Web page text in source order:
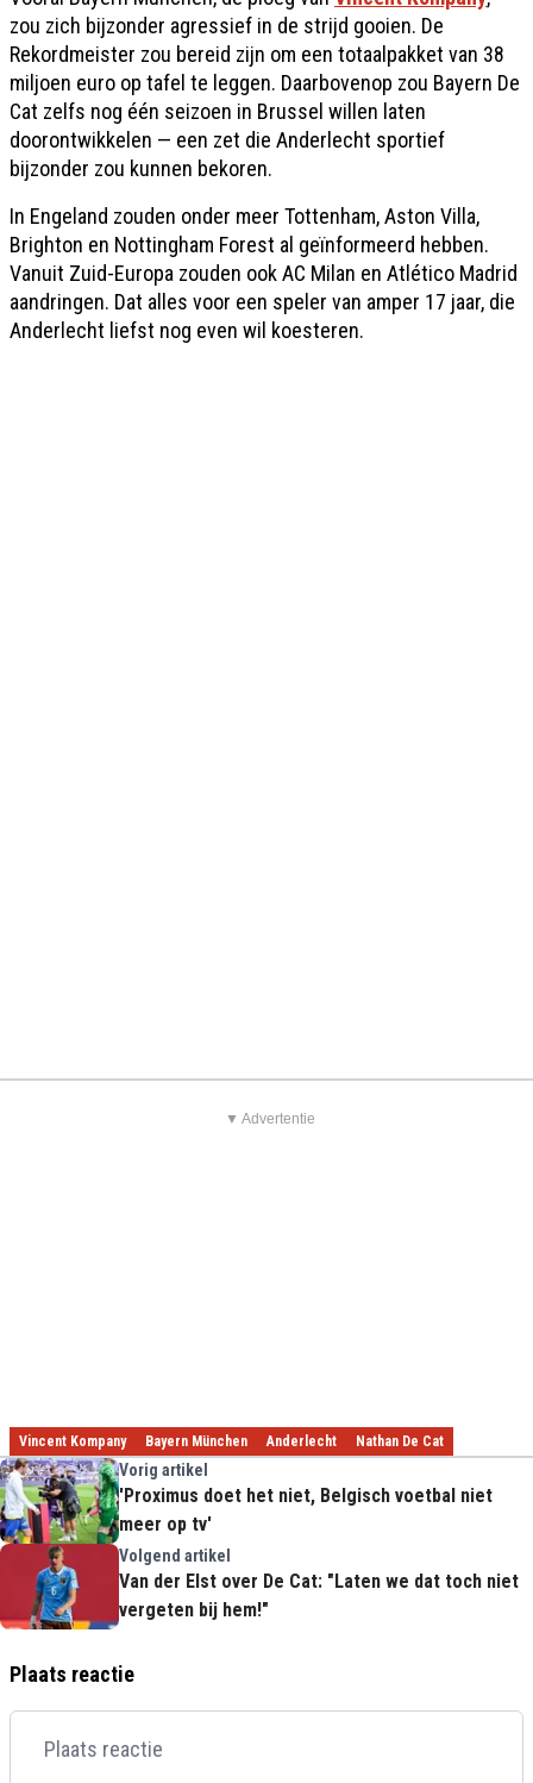
zou zich bijzonder agressief in de strijd gooien. De
Rekordmeister zou bereid zijn om een totaalpakket van 38
miljoen euro op tafel te leggen. Daarbovenop zou Bayern De
Cat zelfs nog één seizoen in Brussel willen laten
doorontwikkelen — een zet die Anderlecht sportief
bijzonder zou kunnen bekoren.
In Engeland zouden onder meer Tottenham, Aston Villa,
Brighton en Nottingham Forest al geïnformeerd hebben.
Vanuit Zuid-Europa zouden ook AC Milan en Atlético Madrid
aandringen. Dat alles voor een speler van amper 17 jaar, die
Anderlecht liefst nog even wil koesteren.
▼ Advertentie
Vincent Kompany Bayern München Anderlecht Nathan De Cat
Vorig artikel
'Proximus doet het niet, Belgisch voetbal niet
meer op tv'
Volgend artikel
Van der Elst over De Cat: "Laten we dat toch niet
vergeten bij hem!"
Plaats reactie